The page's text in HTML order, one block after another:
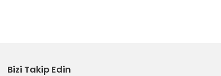
Bizi Takip Edin